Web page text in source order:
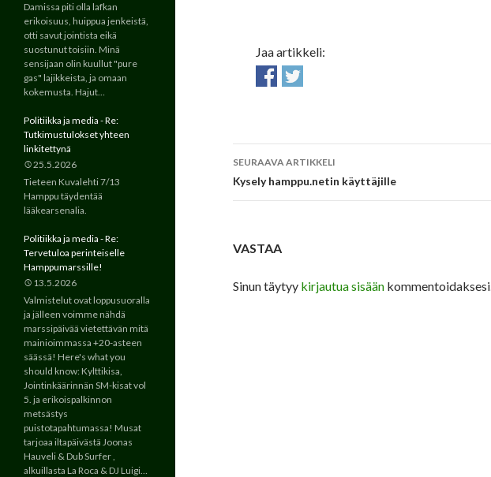
Jaa artikkeli:
Artikkelien
SEURAAVA ARTIKKELI
Kysely hamppu.netin käyttäjille
VASTAA
Sinun täytyy kirjautua sisään kommentoidaksesi.
Damissa piti olla lafkan
erikoisuus, huippua jenkeistä,
otti savut jointista eikä
suostunut toisiin. Minä
sensijaan olin kuullut "pure
gas" lajikkeista, ja omaan
kokemusta. Hajut…
Politiikka ja media - Re:
Tutkimustulokset yhteen
linkitettynä
25.5.2026
Tieteen Kuvalehti 7/13
Hamppu täydentää
lääkearsenalia.
Politiikka ja media - Re:
Tervetuloa perinteiselle
Hamppumarssille!
13.5.2026
Valmistelut ovat loppusuoralla
ja jälleen voimme nähdä
marssipäivää vietettävän mitä
mainioimmassa +20-asteen
säässä! Here's what you
should know: Kylttikisa,
Jointinkäärinnän SM-kisat vol
5. ja erikoispalkinnon
metsästys
puistotapahtumassa! Musat
tarjoaa iltapäivästä Joonas
Hauveli & Dub Surfer ,
alkuillasta La Roca & DJ Luigi…